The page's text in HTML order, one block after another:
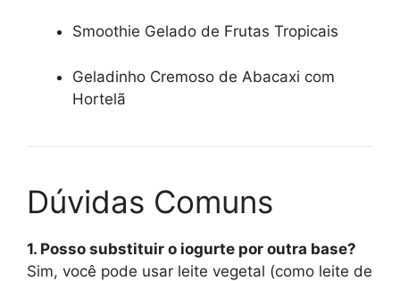
Smoothie Gelado de Frutas Tropicais
Geladinho Cremoso de Abacaxi com
Hortelã
Dúvidas Comuns
1. Posso substituir o iogurte por outra base?
Sim, você pode usar leite vegetal (como leite de